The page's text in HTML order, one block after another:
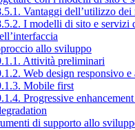
Vantaggi dell’utilizzo dei
I modelli di sito e servizi
allo sviluppo
Attività preliminari
Web design responsivo e
Mobile first
Progressive
di supporto allo